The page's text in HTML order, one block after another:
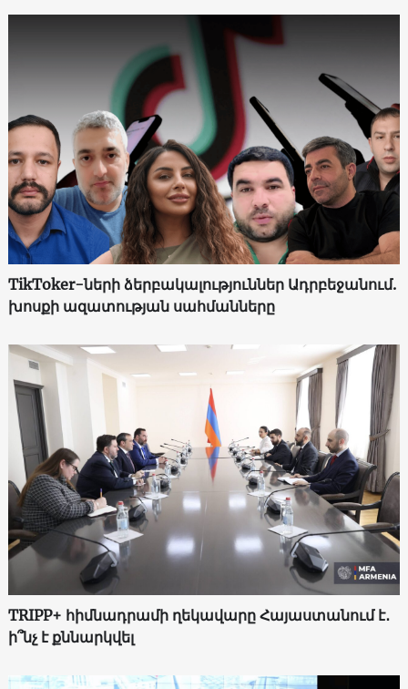
TikToker-ների ձերբակալություններ Ադրբեջանում.
խոսքի ազատության սահմանները
TRIPP+ հիմնադրամի ղեկավարը Հայաստանում է․
ի՞նչ է քննարկվել